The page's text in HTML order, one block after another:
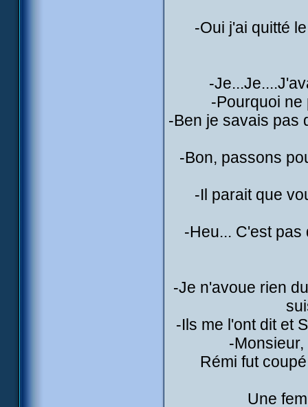
-Oui j'ai quitté
-
-Pourquoi
-Ben je savais pas
-Bon, passons
-Il parait que
-Heu... C'est pas
-Je n'avoue rien
-Ils me l'ont dit et
-
Rémi fut
Une